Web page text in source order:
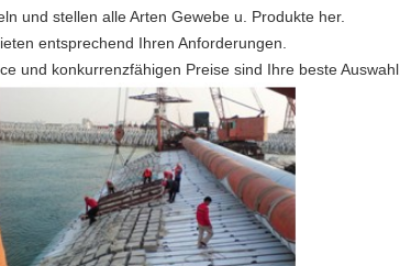
und stellen alle Arten Gewebe u. Produkte her.
entsprechend Ihren Anforderungen.
und konkurrenzfähigen Preise sind Ihre beste Auswahl.